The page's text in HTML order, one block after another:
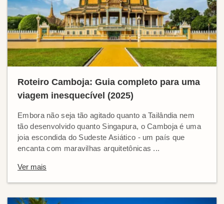
Roteiro Camboja: Guia completo para uma
viagem inesquecível (2025)
Embora não seja tão agitado quanto a Tailândia nem
tão desenvolvido quanto Singapura, o Camboja é uma
joia escondida do Sudeste Asiático - um país que
encanta com maravilhas arquitetônicas ...
Ver mais